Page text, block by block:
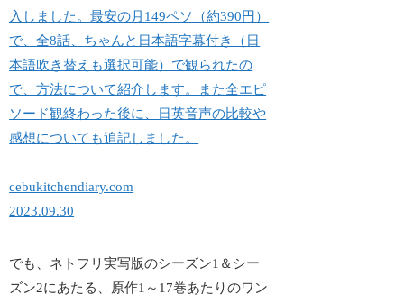
入しました。最安の月149ペソ（約390円）
で、全8話、ちゃんと日本語字幕付き（日
本語吹き替えも選択可能）で観られたの
で、方法について紹介します。また全エピ
ソード観終わった後に、日英音声の比較や
感想についても追記しました。
cebukitchendiary.com
2023.09.30
でも、ネトフリ実写版のシーズン1＆シー
ズン2にあたる、 原作1～17巻あたりのワン